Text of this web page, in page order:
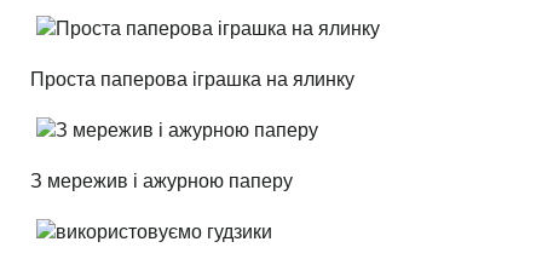
Проста паперова іграшка на ялинку
З мережив і ажурною паперу